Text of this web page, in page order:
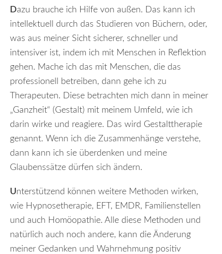
Dazu brauche ich Hilfe von außen. Das kann ich
intellektuell durch das Studieren von Büchern, oder,
was aus meiner Sicht sicherer, schneller und
intensiver ist, indem ich mit Menschen in Reflektion
gehen. Mache ich das mit Menschen, die das
professionell betreiben, dann gehe ich zu
Therapeuten. Diese betrachten mich dann in meiner
„Ganzheit“ (Gestalt) mit meinem Umfeld, wie ich
darin wirke und reagiere. Das wird Gestalttherapie
genannt. Wenn ich die Zusammenhänge verstehe,
dann kann ich sie überdenken und meine
Glaubenssätze dürfen sich ändern.
Unterstützend können weitere Methoden wirken,
wie Hypnosetherapie, EFT, EMDR, Familienstellen
und auch Homöopathie. Alle diese Methoden und
natürlich auch noch andere, kann die Änderung
meiner Gedanken und Wahrnehmung positiv